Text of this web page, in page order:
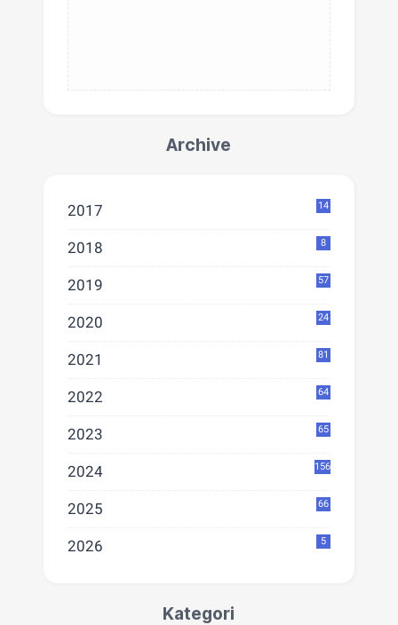
Archive
2017 14
2018 8
2019 57
2020 24
2021 81
2022 64
2023 65
2024 156
2025 66
2026 5
Kategori